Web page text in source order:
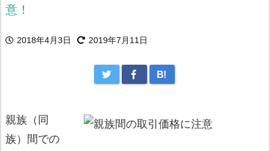
意！
2018年4月3日 2019年7月11日
B!
親族（同
族）間での